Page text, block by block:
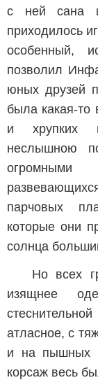
с ней сана
приходилось
особенный,
позволил
юных друзей
была какая-то
и хрупких
неслышною
парчовых
которые они
солнца
Но всех
изящнее
атласное, с
и на пышных
корсаж весь